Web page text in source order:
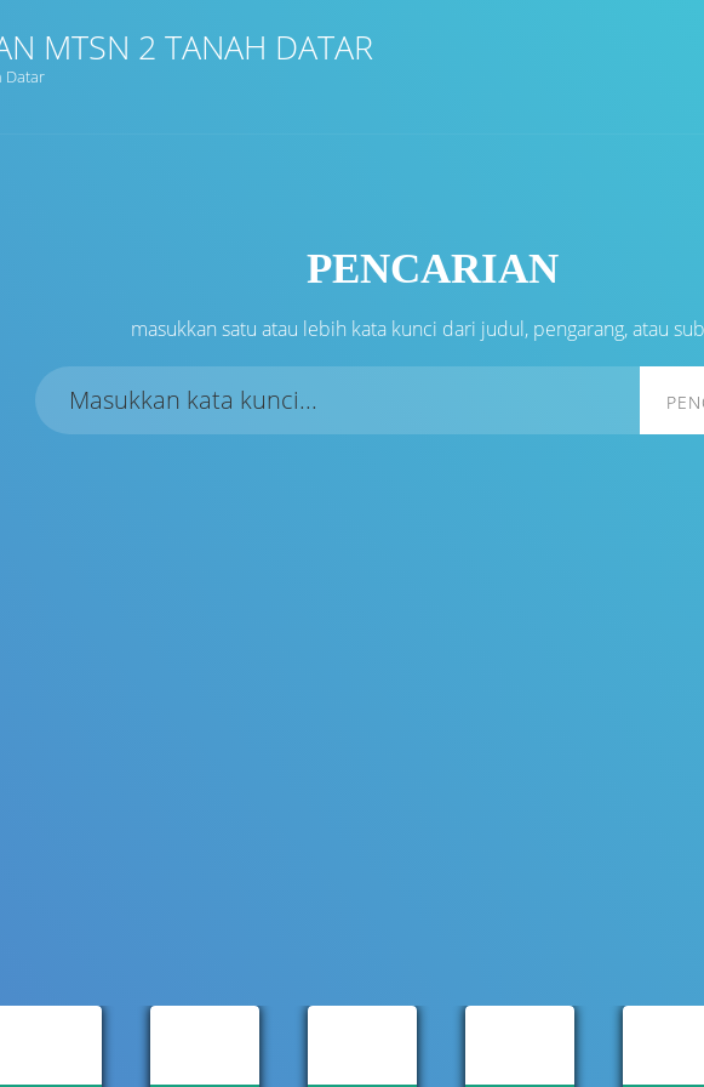
MTSN 2 TANAH DATAR
Datar
PENCARIAN
masukkan satu atau lebih kata kunci dari judul, pengarang, atau